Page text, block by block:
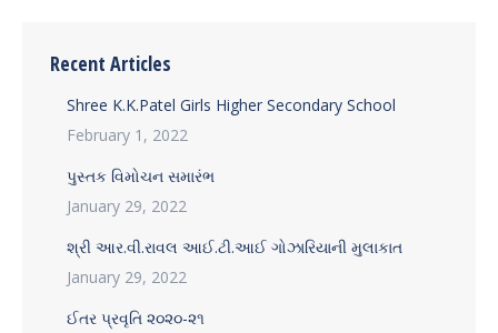
Recent Articles
Shree K.K.Patel Girls Higher Secondary School
February 1, 2022
પુસ્તક વિમોચન સમારંભ
January 29, 2022
શ્રી આર.વી.રાવલ આઈ.ટી.આઈ ગોઝારિયાની મુલાકાત
January 29, 2022
ઈતર પ્રવૃતિ ૨૦૨૦-૨૧